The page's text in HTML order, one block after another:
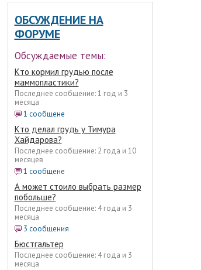
ОБСУЖДЕНИЕ НА
ФОРУМЕ
Обсуждаемые темы:
Кто кормил грудью после
маммопластики?
Последнее сообщение: 1 год и 3
месяца
1 сообщене
Кто делал грудь у Тимура
Хайдарова?
Последнее сообщение: 2 года и 10
месяцев
1 сообщене
А может стоило выбрать размер
побольше?
Последнее сообщение: 4 года и 3
месяца
3 сообщения
Бюстгальтер
Последнее сообщение: 4 года и 3
месяца